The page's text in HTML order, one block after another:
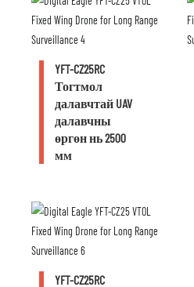
YFT-CZ25RC
Тогтмол
далавчтай UAV
далавчны
өргөн нь 2500
мм
YFT-CZ25RC